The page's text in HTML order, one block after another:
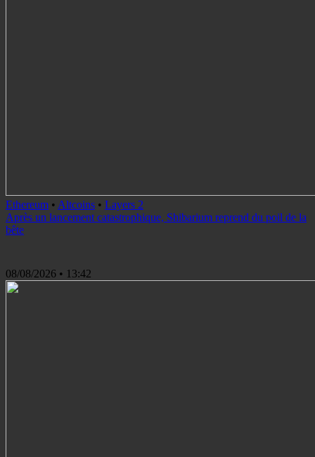
Ethereum • Altcoins • Layers 2
Après un lancement catastrophique, Shibarium reprend du poil de la
bête
08/08/2026 • 13:42